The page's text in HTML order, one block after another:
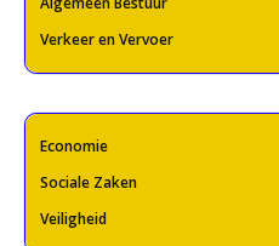
Verkeer en Vervoer
Economie
Sociale Zaken
Veiligheid